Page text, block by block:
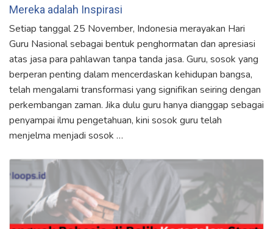
Mereka adalah Inspirasi
Setiap tanggal 25 November, Indonesia merayakan Hari
Guru Nasional sebagai bentuk penghormatan dan apresiasi
atas jasa para pahlawan tanpa tanda jasa. Guru, sosok yang
berperan penting dalam mencerdaskan kehidupan bangsa,
telah mengalami transformasi yang signifikan seiring dengan
perkembangan zaman. Jika dulu guru hanya dianggap sebagai
penyampai ilmu pengetahuan, kini sosok guru telah
menjelma menjadi sosok …